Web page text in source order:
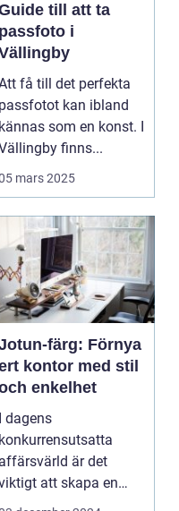
till att ta
passfoto i
få till det perfekta
passfotot kan ibland
kännas som en konst. I
finns...
mars 2025
färg: Förnya
kontor med stil
enkelhet
I dagens
konkurrensutsatta
affärsvärld är det
att skapa en
arbetsmiljö s...